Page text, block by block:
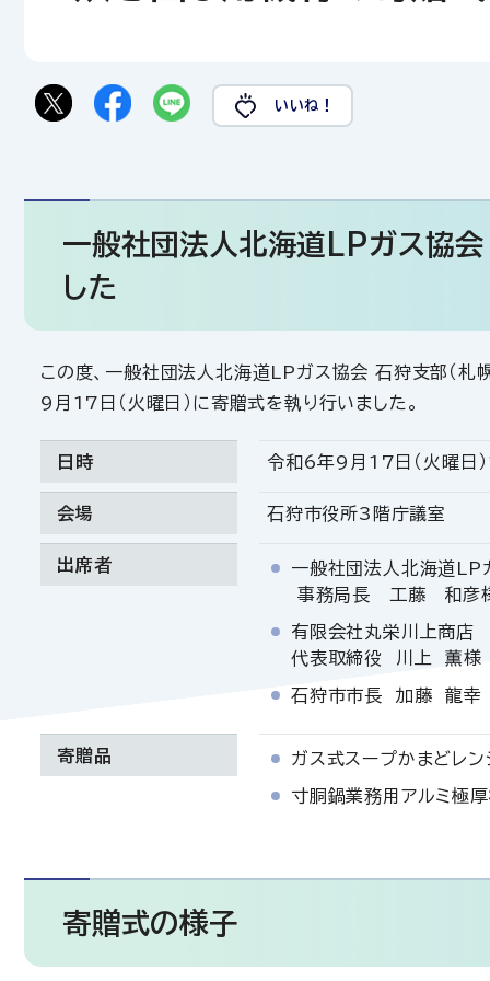
いいね！
一般社団法人北海道LPガス協
した
この度、一般社団法人北海道LPガス協会 石狩支部（札
9月17日（火曜日）に寄贈式を執り行いました。
日時 令和6年9月17日（火曜
会場 石狩市役所3階庁議室
出席者
一般社団法人北海道LP
事務局長 工藤 和彦
有限会社丸栄川上商店
代表取締役 川上 薫様
石狩市市長 加藤 龍幸
寄贈品 ガス式スープかまどレ
寸胴鍋業務用アルミ
寄贈式の様子